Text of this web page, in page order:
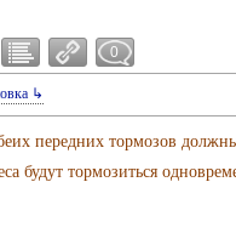
0
↳
передних тормозов
будут тормозиться